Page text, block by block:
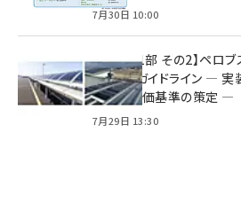
7月30日 10:00
特集【第1部 その2】ペロ
る2つのガイドライン ― 実
方針と評価基準の策定 ―
7月29日 13:30